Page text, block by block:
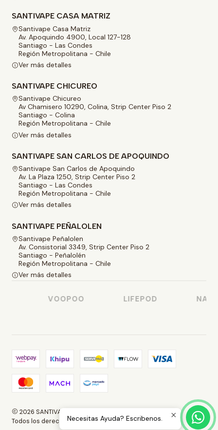
SANTIVAPE CASA MATRIZ
Santivape Casa Matriz
Av. Apoquindo 4900, Local 127-128
Santiago - Las Condes
Región Metropolitana - Chile
Ver más detalles
SANTIVAPE CHICUREO
Santivape Chicureo
Av Chamisero 10290, Colina, Strip Center Piso 2
Santiago - Colina
Región Metropolitana - Chile
Ver más detalles
SANTIVAPE SAN CARLOS DE APOQUINDO
Santivape San Carlos de Apoquindo
Av. La Plaza 1250, Strip Center Piso 2
Santiago - Las Condes
Región Metropolitana - Chile
Ver más detalles
SANTIVAPE PEÑALOLEN
Santivape Peñalolen
Av. Consistorial 3349, Strip Center Piso 2
Santiago - Peñalolén
Región Metropolitana - Chile
Ver más detalles
VOOPOO LIFEPOD
2026 SANTIVAPE.
Todos los derechos reservados.Necesitas Ayuda? Escribenos.